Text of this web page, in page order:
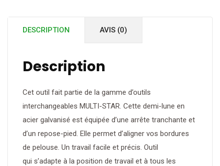
BORDURE
DESCRIPTION AVIS (0)
Description
Cet outil fait partie de la gamme d’outils
interchangeables MULTI-STAR. Cette demi-lune en
acier galvanisé est équipée d’une arrête tranchante et
d’un repose-pied. Elle permet d’aligner vos bordures
de pelouse. Un travail facile et précis. Outil
qui s’adapte à la position de travail et à tous les